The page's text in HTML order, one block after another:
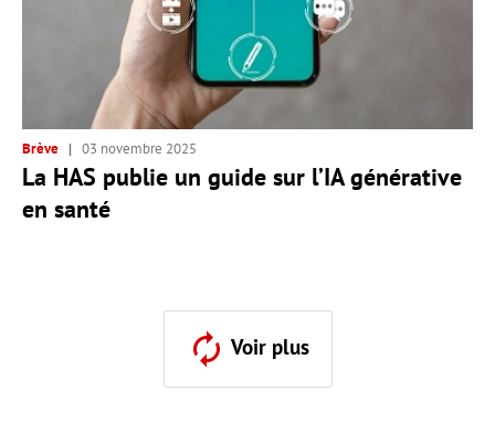
Brève 03 novembre 2025
La HAS publie un guide sur l’IA générative
en santé
Voir plus